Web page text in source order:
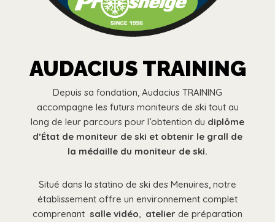
AUDACIUS TRAINING
Depuis sa fondation, Audacius TRAINING
accompagne les futurs moniteurs de ski tout au
long de leur parcours pour l’obtention du diplôme
d’État de moniteur de ski et obtenir le grall de
la médaille du moniteur de ski.
Situé dans la statino de ski des Menuires, notre
établissement offre un environnement complet
comprenant salle vidéo, atelier de préparation